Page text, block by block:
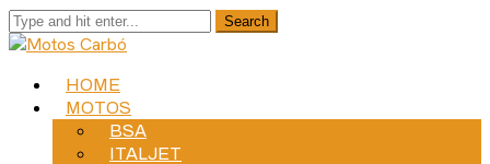
HOME
MOTOS
BSA
ITALJET